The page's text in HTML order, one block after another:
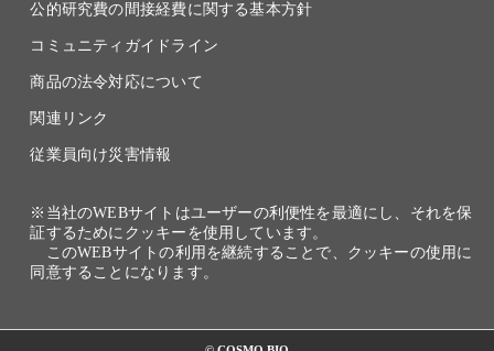
公的研究費の間接経費に関する基本方針
コミュニティガイドライン
商品の法令対応について
関連リンク
従業員向け災害情報
※当社のWEBサイトはユーザーの利便性を最適にし、それを保
証するためにクッキーを使用しています。
このWEBサイトの利用を継続することで、クッキーの使用に
同意することになります。